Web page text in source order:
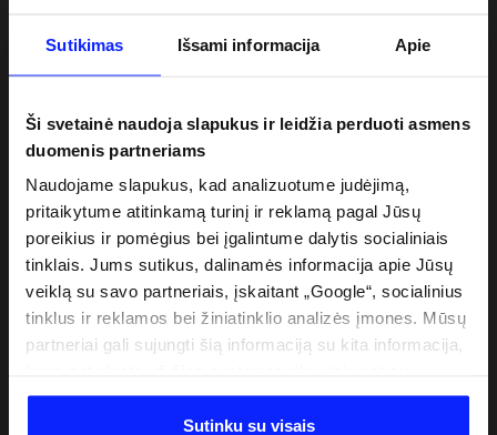
Sutikimas Išsami informacija Apie
Ši svetainė naudoja slapukus ir leidžia perduoti asmens
duomenis partneriams
Naudojame slapukus, kad analizuotume judėjimą,
pritaikytume atitinkamą turinį ir reklamą pagal Jūsų
poreikius ir pomėgius bei įgalintume dalytis socialiniais
tinklais. Jums sutikus, dalinamės informacija apie Jūsų
veiklą su savo partneriais, įskaitant „Google“, socialinius
tinklus ir reklamos bei žiniatinklio analizės įmones. Mūsų
partneriai gali sujungti šią informaciją su kita informacija,
duomenimis, kuriuos jie gauna, kai naudojatės jų
paslaugomis. Gavus Jūsų leidimą, mes galime perduoti
Sutinku su visais